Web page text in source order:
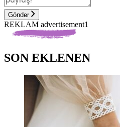
Gönder
REKLAM advertisement1
SON EKLENEN